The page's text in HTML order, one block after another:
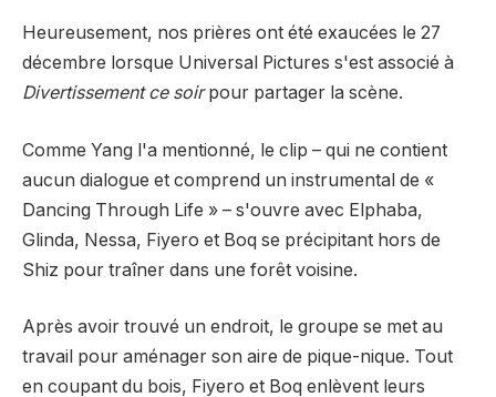
Heureusement, nos prières ont été exaucées le 27
décembre lorsque Universal Pictures s'est associé à
Divertissement ce soirpour partager la scène.
Comme Yang l'a mentionné, le clip – qui ne contient
aucun dialogue et comprend un instrumental de «
Dancing Through Life » – s'ouvre avec Elphaba,
Glinda, Nessa, Fiyero et Boq se précipitant hors de
Shiz pour traîner dans une forêt voisine.
Après avoir trouvé un endroit, le groupe se met au
travail pour aménager son aire de pique-nique. Tout
en coupant du bois, Fiyero et Boq enlèvent leurs